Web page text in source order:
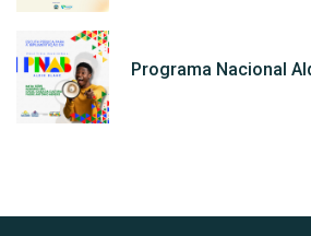
Programa Nacional